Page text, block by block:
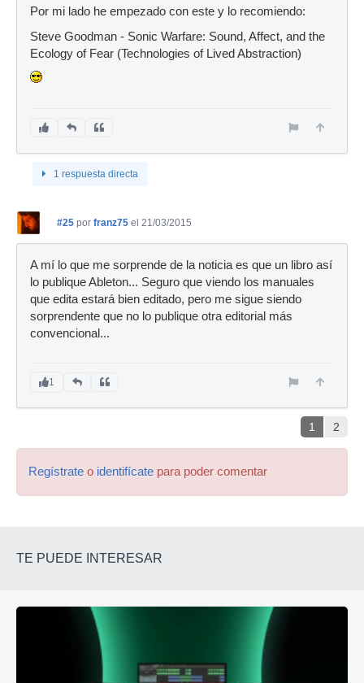
Por mi lado he empezado con este y lo recomiendo:
Steve Goodman - Sonic Warfare: Sound, Affect, and the
Ecology of Fear (Technologies of Lived Abstraction)
1 respuesta directa
#25 por franz75 el 21/03/2015
A mí lo que me sorprende de la noticia es que un libro así
lo publique Ableton... Seguro que viendo los manuales
que edita estará bien editado, pero me sigue siendo
sorprendente que no lo publique otra editorial más
convencional...
1
1 2
Regístrate o identifícate para poder comentar
TE PUEDE INTERESAR